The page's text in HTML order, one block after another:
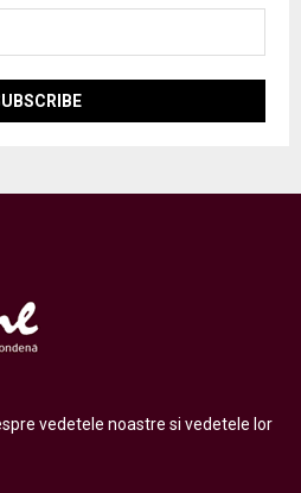
vedetele noastre si vedetele lor